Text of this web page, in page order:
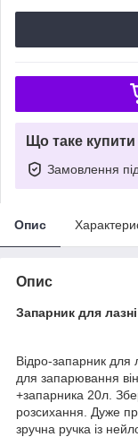
Що таке
Замовлення
Опис
Опис
Запарник для
Відро-запарник для
для запарювання
+запарника 20л.
розсихання. Дуже
зручна ручка із